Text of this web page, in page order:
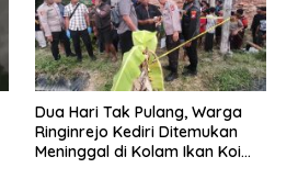
Dua Hari Tak Pulang, Warga
Ringinrejo Kediri Ditemukan
Meninggal di Kolam Ikan Koi